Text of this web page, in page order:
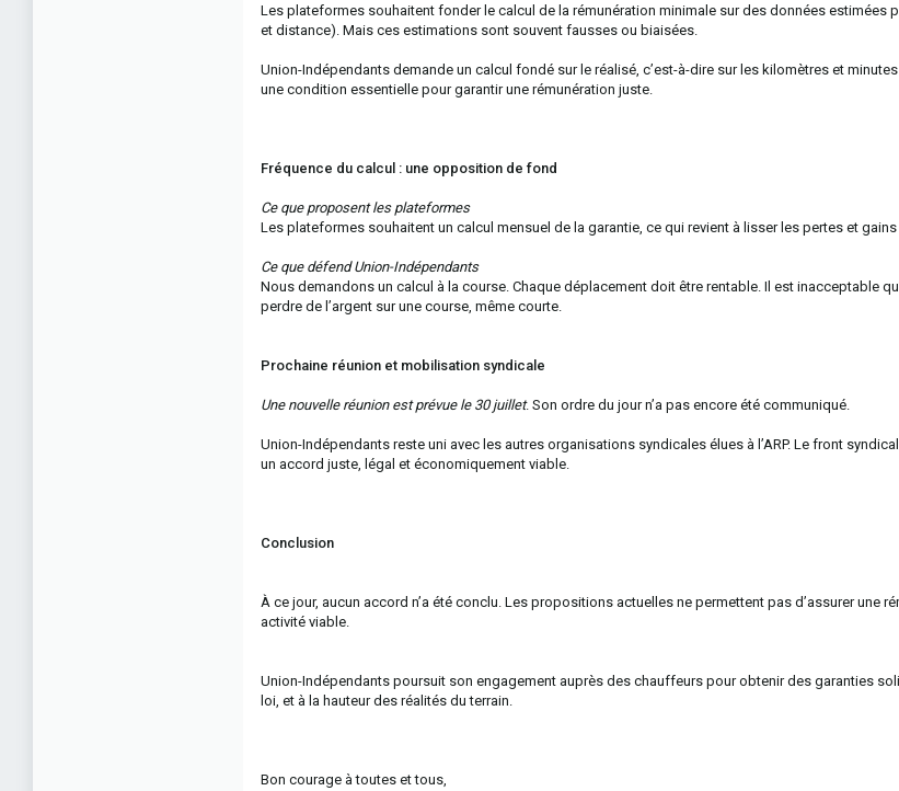
Les plateformes souhaitent fonder le calcul de la rémunération minimale sur des données estimées
et distance). Mais ces estimations sont souvent fausses ou biaisées.
Union-Indépendants demande un calcul fondé sur le réalisé, c’est-à-dire sur les kilomètres et
une condition essentielle pour garantir une rémunération juste.
Fréquence du calcul : une opposition de fond
Ce que proposent les plateformes
Les plateformes souhaitent un calcul mensuel de la garantie, ce qui revient à lisser les pertes et gains
Ce que défend Union-Indépendants
Nous demandons un calcul à la course. Chaque déplacement doit être rentable. Il est inacceptable
perdre de l’argent sur une course, même courte.
Prochaine réunion et mobilisation syndicale
Une nouvelle réunion est prévue le 30 juillet. Son ordre du jour n’a pas encore été communiqué.
Union-Indépendants reste uni avec les autres organisations syndicales élues à l’ARP. Le front
un accord juste, légal et économiquement viable.
Conclusion
À ce jour, aucun accord n’a été conclu. Les propositions actuelles ne permettent pas d’assurer une
activité viable.
Union-Indépendants poursuit son engagement auprès des chauffeurs pour obtenir des garanties
loi, et à la hauteur des réalités du terrain.
Bon courage à toutes et tous,